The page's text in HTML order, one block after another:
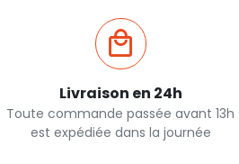
Livraison en 24h
Toute commande passée avant 13h
est expédiée dans la journée